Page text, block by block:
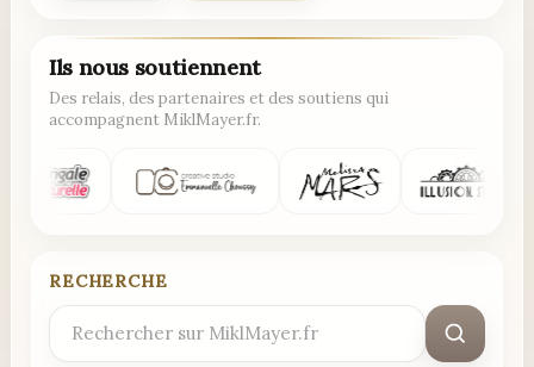
Ils nous soutiennent
Des relais, des partenaires et des soutiens qui
accompagnent MiklMayer.fr.
RECHERCHE
Rechercher